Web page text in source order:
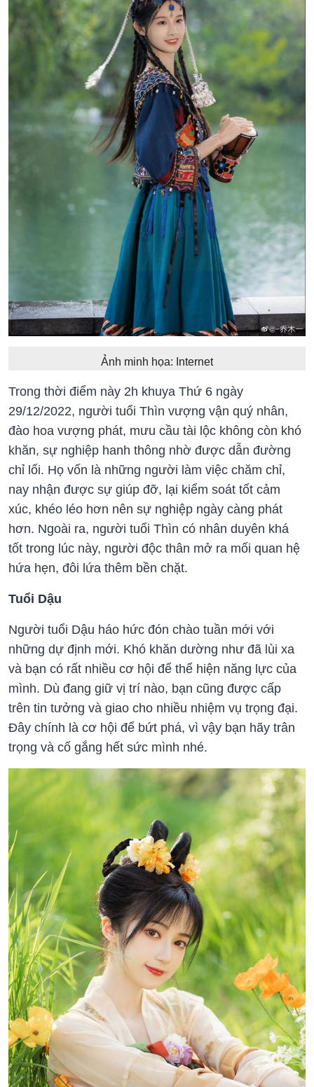
Ảnh minh họa: Internet
Trong thời điểm này 2h khuya Thứ 6 ngày
29/12/2022, người tuổi Thìn vượng vận quý nhân,
đào hoa vượng phát, mưu cầu tài lộc không còn khó
khăn, sự nghiệp hanh thông nhờ được dẫn đường
chỉ lối. Họ vốn là những người làm việc chăm chỉ,
nay nhận được sự giúp đỡ, lại kiểm soát tốt cảm
xúc, khéo léo hơn nên sự nghiệp ngày càng phát
hơn. Ngoài ra, người tuổi Thìn có nhân duyên khá
tốt trong lúc này, người độc thân mở ra mối quan hệ
hứa hẹn, đôi lứa thêm bền chặt.
Tuổi Dậu
Người tuổi Dậu háo hức đón chào tuần mới với
những dự định mới. Khó khăn dường như đã lùi xa
và bạn có rất nhiều cơ hội để thể hiện năng lực của
mình. Dù đang giữ vị trí nào, bạn cũng được cấp
trên tin tưởng và giao cho nhiều nhiệm vụ trọng đại.
Đây chính là cơ hội để bứt phá, vì vậy bạn hãy trân
trọng và cố gắng hết sức mình nhé.